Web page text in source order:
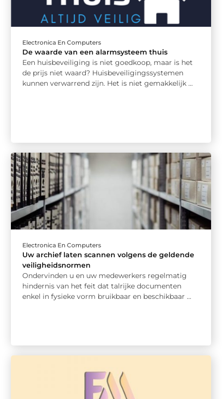
Electronica En Computers
De waarde van een alarmsysteem thuis
Een huisbeveiliging is niet goedkoop, maar is het
de prijs niet waard? Huisbeveiligingssystemen
kunnen verwarrend zijn. Het is niet gemakkelijk ...
Electronica En Computers
Uw archief laten scannen volgens de geldende
veiligheidsnormen
Ondervinden u en uw medewerkers regelmatig
hindernis van het feit dat talrijke documenten
enkel in fysieke vorm bruikbaar en beschikbaar ...